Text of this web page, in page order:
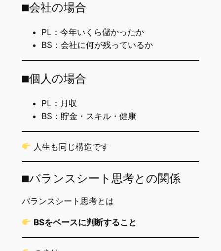
■会社の場合
PL：今年いくら儲かったか
BS：会社に何が残っているか
■個人の場合
PL：月収
BS：貯金・スキル・健康
人生も同じ構造です
■バランスシート思考との関係
バランスシート思考とは
BSをベースに判断すること